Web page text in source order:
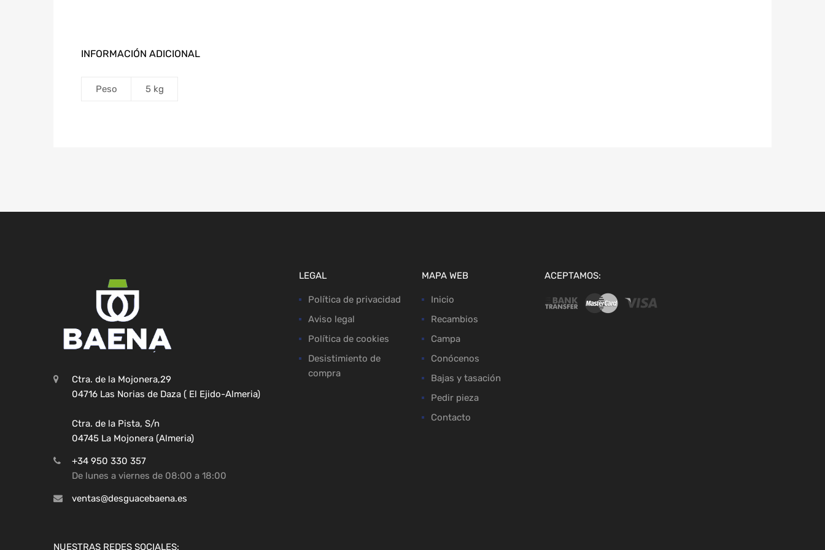
INFORMACIÓN ADICIONAL
Peso 5 kg
Ctra. de la Mojonera,29
04716 Las Norias de Daza ( El Ejido-Almeria)
Ctra. de la Pista, S/n
04745 La Mojonera (Almeria)
+34 950 330 357
De lunes a viernes de 08:00 a 18:00
ventas@desguacebaena.es
NUESTRAS REDES SOCIALES:
LEGAL
Política de privacidad
Aviso legal
Política de cookies
Desistimiento de
compra
MAPA WEB
Inicio
Recambios
Campa
Conócenos
Bajas y tasación
Pedir pieza
Contacto
ACEPTAMOS: